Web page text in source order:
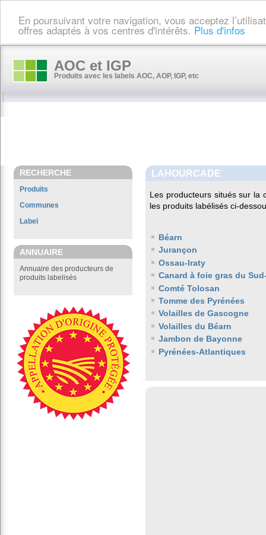
En poursuivant votre navigation, vous acceptez
offres adaptés à vos centres d'intérêts. Plus d'infos
AOC et IGP
Produits avec les labels AOC, AOP, IGP, etc
RECHERCHE
Produits
Communes
Label
ANNUAIRE
Annuaire des producteurs de
produits labelisés
LAHOURCADE
Les producteurs situés sur la
les produits labélisés ci-
Béarn
Jurançon
Ossau-Iraty
Canard à foie gras du
Comté Tolosan
Tomme des Pyrénées
Volailles de Gascogne
Volailles du Béarn
Jambon de Bayonne
Pyrénées-Atlantiques